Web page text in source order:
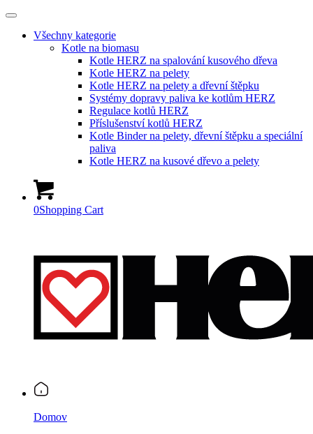
Všechny kategorie
Kotle na biomasu
Kotle HERZ na spalování kusového dřeva
Kotle HERZ na pelety
Kotle HERZ na pelety a dřevní štěpku
Systémy dopravy paliva ke kotlům HERZ
Regulace kotlů HERZ
Příslušenství kotlů HERZ
Kotle Binder na pelety, dřevní štěpku a speciální
paliva
Kotle HERZ na kusové dřevo a pelety
0Shopping Cart
Domov